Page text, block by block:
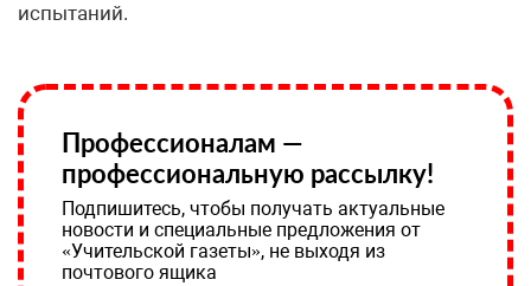
испытаний.
Профессионалам —
профессиональную рассылку!
Подпишитесь, чтобы получать актуальные
новости и специальные предложения от
«Учительской газеты», не выходя из
почтового ящика